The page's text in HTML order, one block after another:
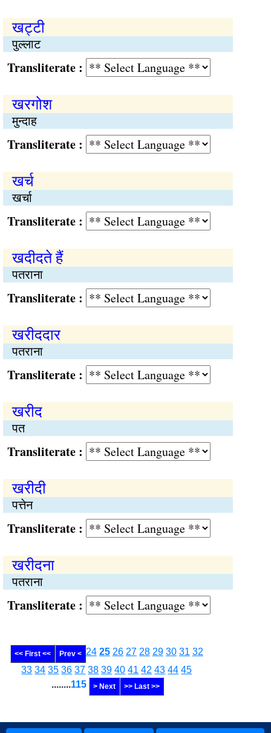
खट्टी
पुल्लाट
:
खरगोश
मुन्दाह
:
खर्च
खर्चा
:
खदीदते हैं
पतराना
:
खरीददार
पतराना
:
खरीद
पत
:
खरीदी
पत्तेन
:
खरीदना
पतराना
:
<< First << Prev < 24 25 26 27 28 29 30 31 32
33 34 35 36 37 38 39 40 41 42 43 44 45
........115 > Next >> Last >>